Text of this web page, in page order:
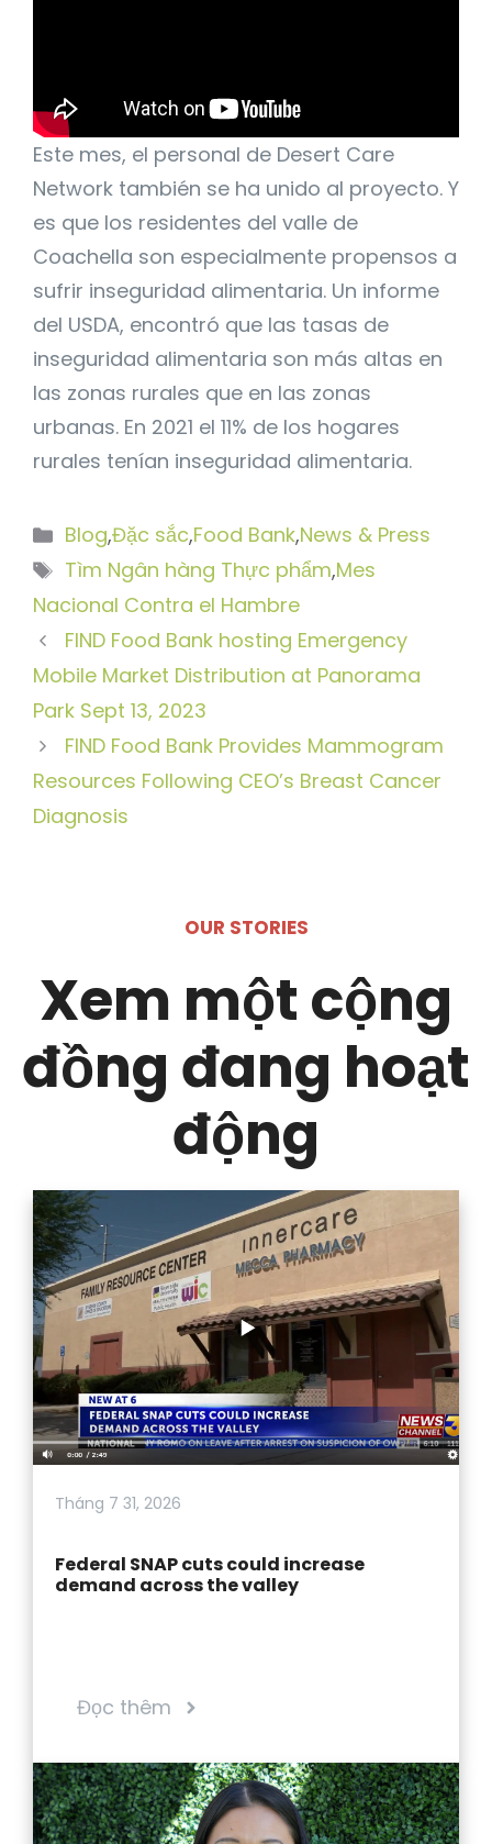
Este mes, el personal de Desert Care
Network también se ha unido al proyecto. Y
es que los residentes del valle de
Coachella son especialmente propensos a
sufrir inseguridad alimentaria. Un informe
del USDA, encontró que las tasas de
inseguridad alimentaria son más altas en
las zonas rurales que en las zonas
urbanas. En 2021 el 11% de los hogares
rurales tenían inseguridad alimentaria.
Danh
mục
Blog,Đặc sắc,Food Bank,News & Press
Thẻ
Tìm Ngân hàng Thực phẩm,Mes
Nacional Contra el Hambre
FIND Food Bank hosting Emergency
Mobile Market Distribution at Panorama
Park Sept 13, 2023
FIND Food Bank Provides Mammogram
Resources Following CEO’s Breast Cancer
Diagnosis
OUR STORIES
Xem một cộng
đồng đang hoạt
động
Tháng 7 31, 2026
Federal SNAP cuts could increase
demand across the valley
Đọc thêm